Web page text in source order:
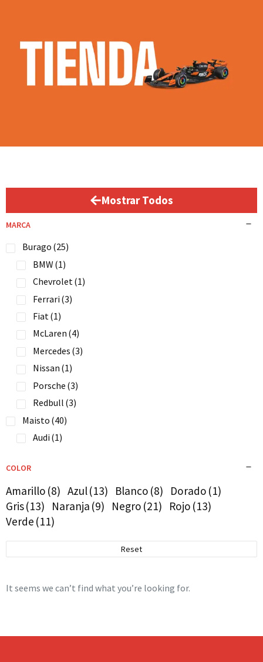
Mostrar Todos
MARCA
Burago (25)
BMW (1)
Chevrolet(1)
Ferrari (3)
Fiat (1)
McLaren (4)
Mercedes (3)
Nissan (1)
Porsche (3)
Redbull (3)
Maisto (40)
Audi (1)
Chevrolet(4)
Chevy(1)
Datsun
Dodge(2)
Ferrari(3)
Harley Davidson(2)
COLOR
Amarillo (8) Azul(13) Blanco (8) Dorado (1)
Gris(13) Naranja (9) Negro (21) Rojo (13)
Verde (11)
Reset
It seems we can’t find what you’re looking for.